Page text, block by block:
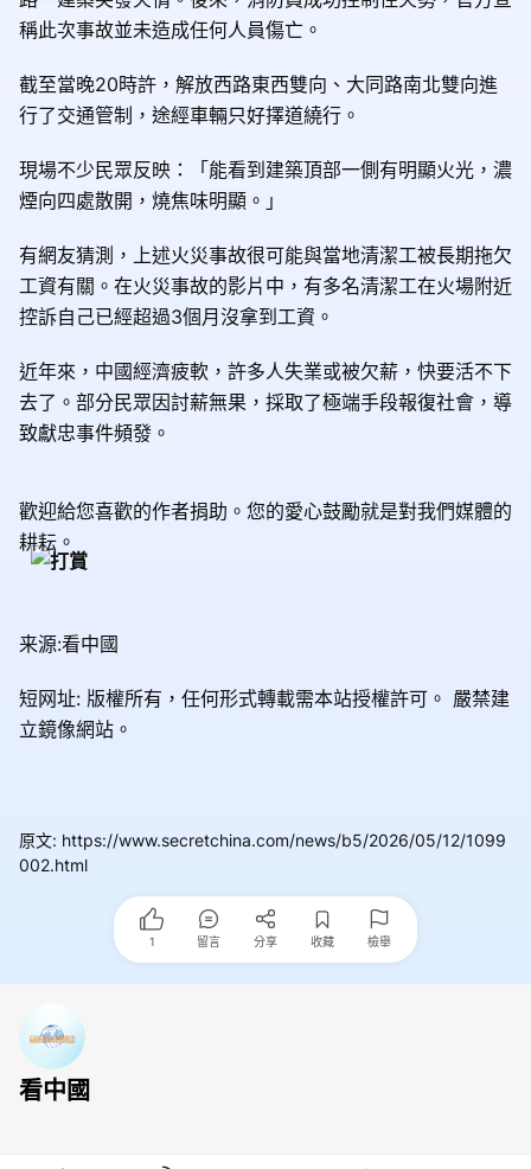
稱此次事故並未造成任何人員傷亡。
截至當晚20時許，解放西路東西雙向、大同路南北雙向進
行了交通管制，途經車輛只好擇道繞行。
現場不少民眾反映：「能看到建築頂部一側有明顯火光，濃
煙向四處散開，燒焦味明顯。」
有網友猜測，上述火災事故很可能與當地清潔工被長期拖欠
工資有關。在火災事故的影片中，有多名清潔工在火場附近
控訴自己已經超過3個月沒拿到工資。
近年來，中國經濟疲軟，許多人失業或被欠薪，快要活不下
去了。部分民眾因討薪無果，採取了極端手段報復社會，導
致獻忠事件頻發。
歡迎給您喜歡的作者捐助。您的愛心鼓勵就是對我們媒體的
耕耘。
来源:看中國
短网址: 版權所有，任何形式轉載需本站授權許可。 嚴禁建
立鏡像網站。
原文: https://www.secretchina.com/news/b5/2026/05/12/1099
002.html
1 留言 分享 收藏 檢舉
看中國